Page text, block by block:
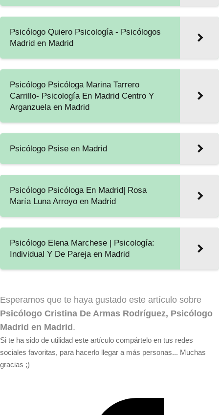
Psicólogo Quiero Psicología - Psicólogos
Madrid en Madrid
Psicólogo Psicóloga Marina Tarrero
Carrillo- Psicología En Madrid Centro Y
Arganzuela en Madrid
Psicólogo Psise en Madrid
Psicólogo Psicóloga En Madrid| Rosa
María Luna Arroyo en Madrid
Psicólogo Elena Marchese | Psicología:
Individual Y De Pareja en Madrid
Esperamos que te haya gustado este artículo sobre
Psicólogo Cristina De Armas Rodríguez, Psicólogo
Madrid en Madrid.
Si te ha sido de utilidad este artículo compártelo en tus redes
sociales favoritas, para hacerlo llegar a más personas... Muchas
gracias ;)